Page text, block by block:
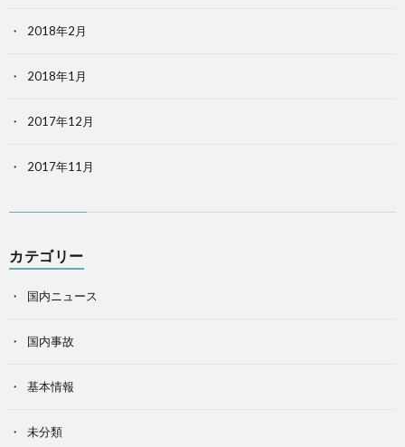
2018年2月
2018年1月
2017年12月
2017年11月
カテゴリー
国内ニュース
国内事故
基本情報
未分類